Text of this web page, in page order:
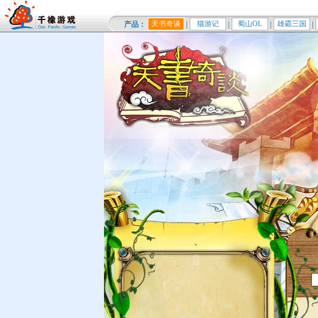
产品：
天书奇谈 猫游记 蜀山OL 雄霸三国